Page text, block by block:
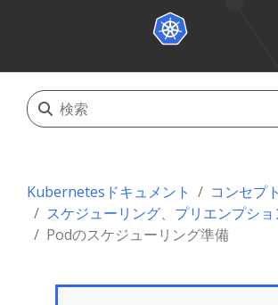
Kubernetesドキュメント
コンセプト
スケジューリング、プリエンプシ
Podのスケジューリング準備